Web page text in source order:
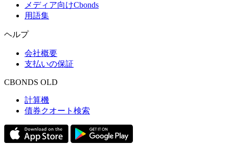
メディア向けCbonds
用語集
ヘルプ
会社概要
支払いの保証
CBONDS OLD
計算機
債券クオート検索